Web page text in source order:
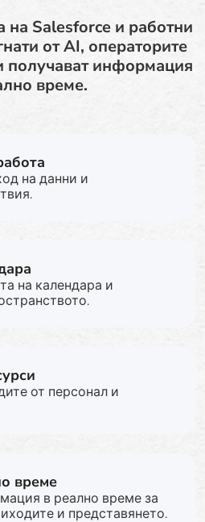
на Salesforce и работни
от AI, операторите
получават информация
време.
на данни и
на календара и
от персонал и
време
в реално време за
и представянето.